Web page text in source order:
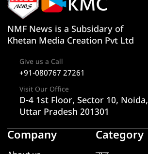
NMF News is a Subsidary of
Khetan Media Creation Pvt Ltd
Give us a Call
+91-080767 27261
Visit Our Office
D-4 1st Floor, Sector 10, Noida,
Uttar Pradesh 201301
Company Category